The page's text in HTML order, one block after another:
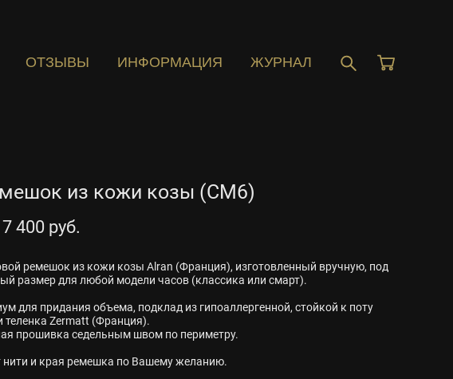
ОТЗЫВЫ ИНФОРМАЦИЯ ЖУРНАЛ
из кожи козы (CM6)
400 pуб.
ремешок из кожи козы Alran (Франция), изготовленный вручную, под
размер для любой модели часов (классика или смарт).
для придания объема, подклад из гипоаллергенной, стойкой к поту
теленка Zermatt (Франция).
прошивка седельным швом по периметру.
нити и края ремешка по Вашему желанию.